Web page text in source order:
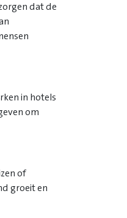
dat de
in hotels
om
of
groeit en